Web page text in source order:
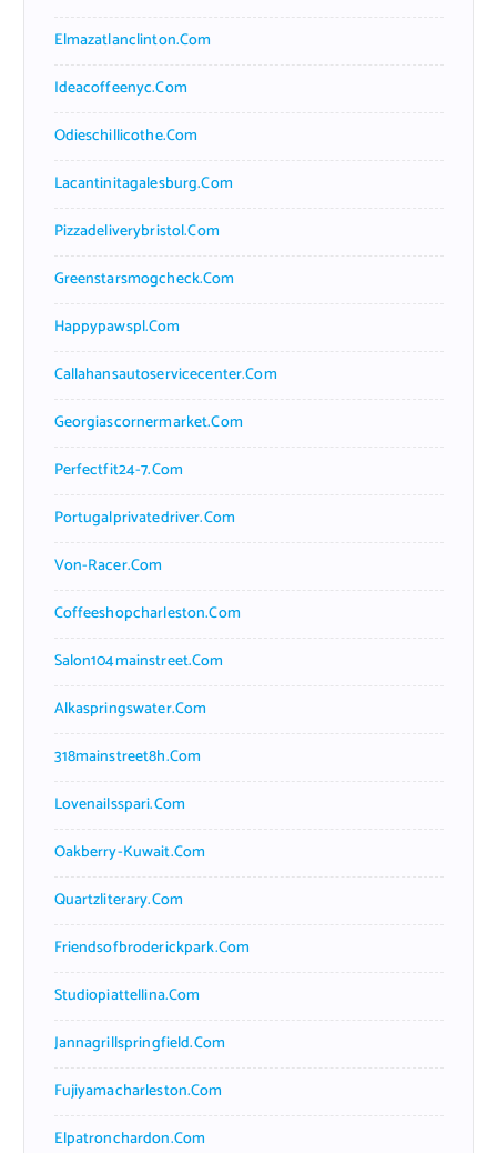
Elmazatlanclinton.com
Ideacoffeenyc.com
Odieschillicothe.com
Lacantinitagalesburg.com
Pizzadeliverybristol.com
Greenstarsmogcheck.com
Happypawspl.com
Callahansautoservicecenter.com
Georgiascornermarket.com
Perfectfit24-7.com
Portugalprivatedriver.com
Von-Racer.com
Coffeeshopcharleston.com
Salon104mainstreet.com
Alkaspringswater.com
318mainstreet8h.com
Lovenailsspari.com
Oakberry-Kuwait.com
Quartzliterary.com
Friendsofbroderickpark.com
Studiopiattellina.com
Jannagrillspringfield.com
Fujiyamacharleston.com
Elpatronchardon.com